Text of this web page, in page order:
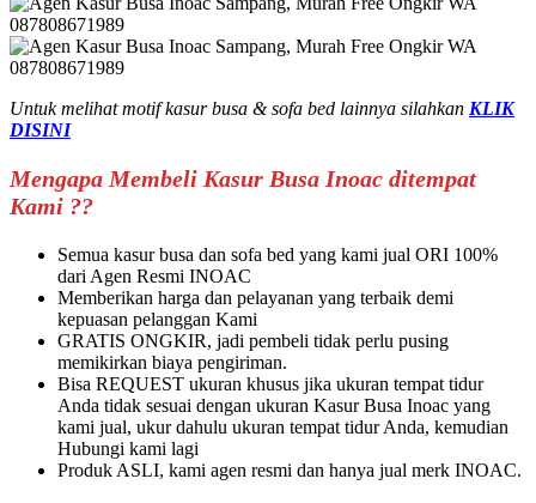
Untuk melihat motif kasur busa & sofa bed lainnya silahkan KLIK
DISINI
Mengapa Membeli Kasur Busa Inoac ditempat
Kami ??
Semua kasur busa dan sofa bed yang kami jual ORI 100%
dari Agen Resmi INOAC
Memberikan harga dan pelayanan yang terbaik demi
kepuasan pelanggan Kami
GRATIS ONGKIR, jadi pembeli tidak perlu pusing
memikirkan biaya pengiriman.
Bisa REQUEST ukuran khusus jika ukuran tempat tidur
Anda tidak sesuai dengan ukuran Kasur Busa Inoac yang
kami jual, ukur dahulu ukuran tempat tidur Anda, kemudian
Hubungi kami lagi
Produk ASLI, kami agen resmi dan hanya jual merk INOAC.